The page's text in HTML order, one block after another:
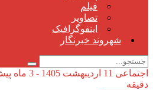
فیلم
تصاویر
اینفوگرافیک
شهروند خبرنگار
اجتماعی 11 اردیبهشت 1405 - 3 ماه پیش
دقیقه